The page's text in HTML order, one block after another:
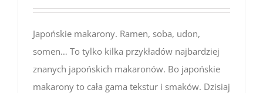
Japońskie makarony. Ramen, soba, udon,
somen… To tylko kilka przykładów najbardziej
znanych japońskich makaronów. Bo japońskie
makarony to cała gama tekstur i smaków. Dzisiaj